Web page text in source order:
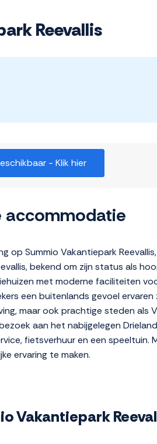
Reevallis
- Klik hier
accommodatie
op Summio Vakantiepark
bekend om zijn status als
met moderne faciliteiten
een buitenlands gevoel
maar ook prachtige steden als
aan het nabijgelegen
fietsverhuur en een
ervaring te maken.
Vakantiepark